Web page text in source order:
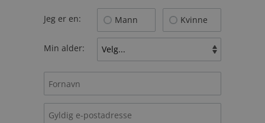
Jeg er en: Mann Kvinne
Min alder: